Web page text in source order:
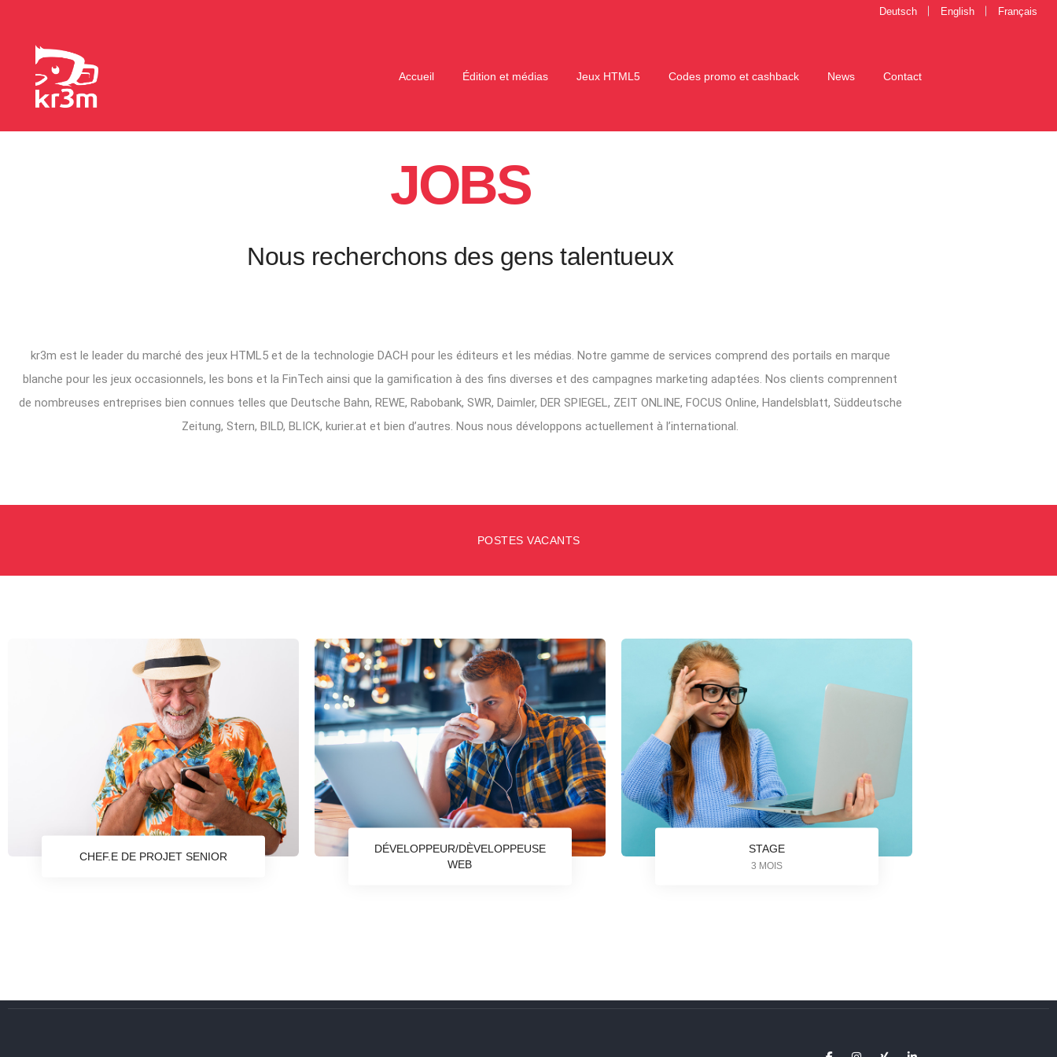
Deutsch English Français
Accueil Édition et médias Jeux HTML5 Codes promo et cashback News Contact
JOBS
Nous recherchons des gens talentueux
kr3m est le leader du marché des jeux HTML5 et de la technologie DACH pour les éditeurs et les médias. Notre gamme de services comprend des portails en marque
blanche pour les jeux occasionnels, les bons et la FinTech ainsi que la gamification à des fins diverses et des campagnes marketing adaptées. Nos clients comprennent
de nombreuses entreprises bien connues telles que Deutsche Bahn, REWE, Rabobank, SWR, Daimler, DER SPIEGEL, ZEIT ONLINE, FOCUS Online, Handelsblatt, Süddeutsche
Zeitung, Stern, BILD, BLICK, kurier.at et bien d’autres. Nous nous développons actuellement à l’international.
POSTES VACANTS
CHEF.E DE PROJET SENIOR
DÉVELOPPEUR/DÈVELOPPEUSE
WEB
STAGE
3 MOIS